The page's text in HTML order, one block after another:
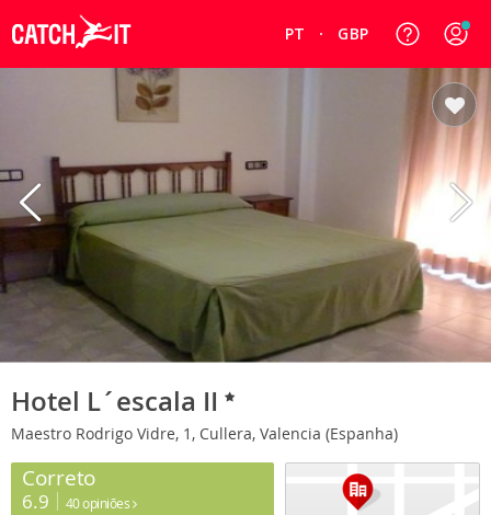
PT GBP
Hotel L´escala II
Maestro Rodrigo Vidre, 1, Cullera, Valencia (Espanha)
Correto
6.9 40 opiniões